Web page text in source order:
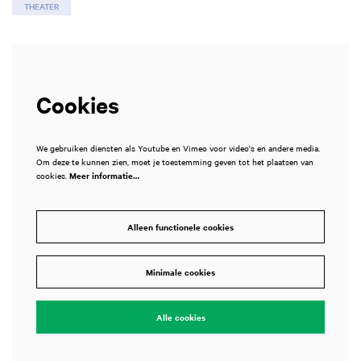
THEATER
Cookies
We gebruiken diensten als Youtube en Vimeo voor video's en andere media.
Om deze te kunnen zien, moet je toestemming geven tot het plaatsen van
cookies. Meer informatie…
Alleen functionele cookies
Minimale cookies
Alle cookies